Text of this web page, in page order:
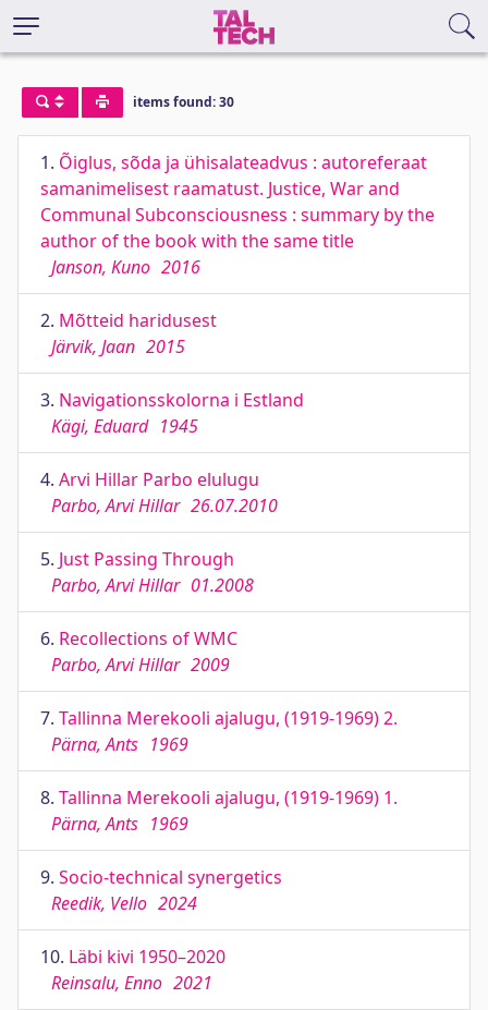
items found: 30
1. Õiglus, sõda ja ühisalateadvus : autoreferaat
samanimelisest raamatust. Justice, War and
Communal Subconsciousness : summary by the
author of the book with the same title
Janson, Kuno 2016
2. Mõtteid haridusest
Järvik, Jaan 2015
3. Navigationsskolorna i Estland
Kägi, Eduard 1945
4. Arvi Hillar Parbo elulugu
Parbo, Arvi Hillar 26.07.2010
5. Just Passing Through
Parbo, Arvi Hillar 01.2008
6. Recollections of WMC
Parbo, Arvi Hillar 2009
7. Tallinna Merekooli ajalugu, (1919-1969) 2.
Pärna, Ants 1969
8. Tallinna Merekooli ajalugu, (1919-1969) 1.
Pärna, Ants 1969
9. Socio-technical synergetics
Reedik, Vello 2024
10. Läbi kivi 1950–2020
Reinsalu, Enno 2021